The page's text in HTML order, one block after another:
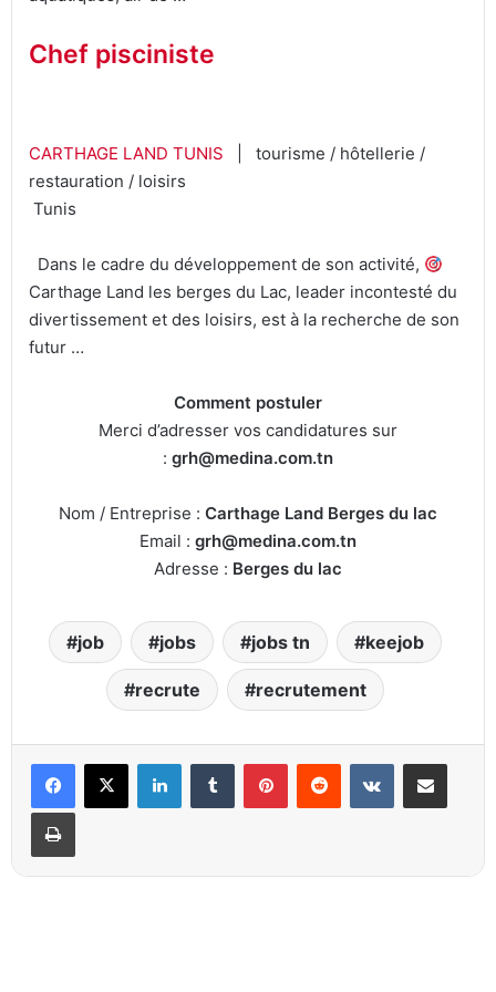
Chef pisciniste
CARTHAGE LAND TUNIS
| tourisme / hôtellerie /
restauration / loisirs
Tunis
Dans le cadre du développement de son activité,
Carthage Land les berges du Lac, leader incontesté du
divertissement et des loisirs, est à la recherche de son
futur …
Comment postuler
Merci d’adresser vos candidatures sur
: grh@medina.com.tn
Nom / Entreprise : Carthage Land Berges du lac
Email : grh@medina.com.tn
Adresse : Berges du lac
job jobs jobs tn keejob
recrute recrutement
LinkedinTumblr PinterestReddit VKontaktePartager par email
Imprimer